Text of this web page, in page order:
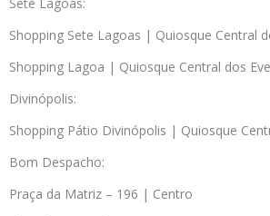
Shopping Sete Lagoas | Quiosque Central
Shopping Lagoa | Quiosque Central dos
Divinópolis:
Shopping Pátio Divinópolis | Quiosque
Bom Despacho:
Praça da Matriz – 196 | Centro